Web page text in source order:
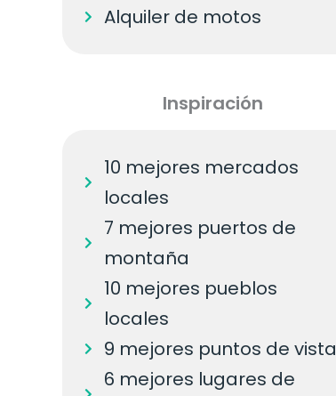
Alquiler de motos
Inspiración
10 mejores mercados
locales
7 mejores puertos de
montaña
10 mejores pueblos
locales
9 mejores puntos de vista
6 mejores lugares de